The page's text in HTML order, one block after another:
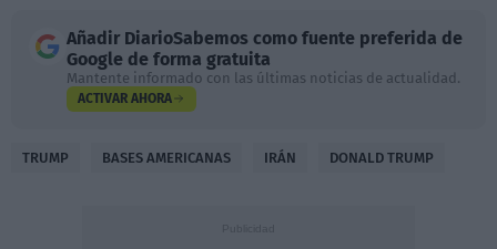
Añadir DiarioSabemos como fuente preferida de
Google de forma gratuita
Mantente informado con las últimas noticias de actualidad.
ACTIVAR AHORA
TRUMP BASES AMERICANAS IRÁN DONALD TRUMP